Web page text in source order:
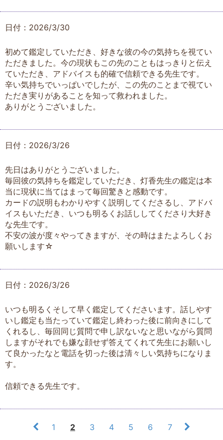
日付：2026/3/30
初めて鑑定していただき、好きな彼の今の気持ちを視てい
ただきました。今の現状もこの先のこともはっきりと伝え
ていただき、アドバイスも的確で信頼できる先生です。
辛い気持ちでいっぱいでしたが、この先のことまで視てい
ただき実りがあることを知って救われました。
ありがとうございました。
日付：2026/3/26
先日はありがとうございました。
毎回彼の気持ちを鑑定していただき、灯香先生の鑑定は本
当に現状に当てはまって毎回驚きと感動です。
カードの説明もわかりやすく説明してくださるし、アドバ
イスもいただき、いつも明るくお話ししてくださり大好き
な先生です。
不安の波が度々やってきますが、その時はまたよろしくお
願いします☆
日付：2026/3/26
いつも明るくそして早く鑑定してくださいます。話しやす
いし鑑定も当たっていて鑑定し終わった後に前向きにして
くれるし、毎回同じ質問で申し訳ないなと思いながら質問
しますがそれでも嫌な顔せず答えてくれて先生にお願いし
て良かったなと電話を切った後は清々しい気持ちになりま
す。
信頼できる先生です。
1 2 3 4 5 6 7